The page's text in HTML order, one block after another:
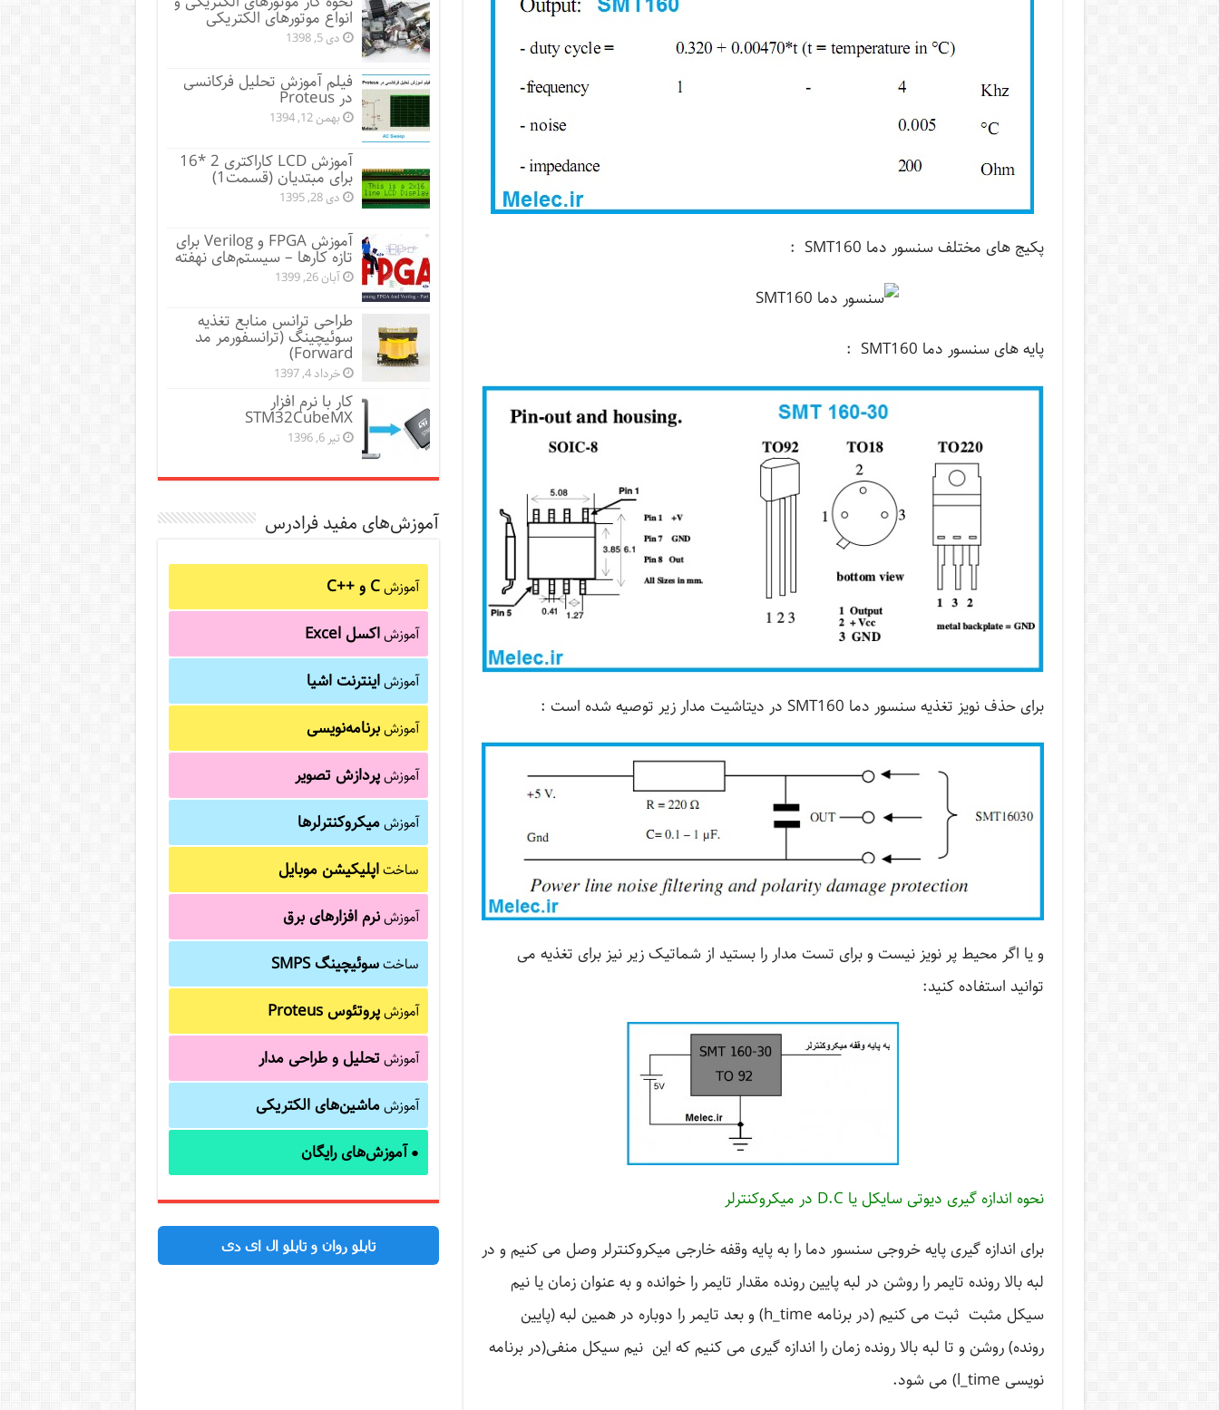
پکیج های مختلف سنسور دما SMT160 :
پایه های سنسور دما SMT160 :
برای حذف نویز تغذیه سنسور دما SMT160 در دیتاشیت مدار زیر توصیه شده است :
و یا اگر محیط پر نویز نیست و برای تست مدار را بستید از شماتیک زیر نیز برای تغذیه می
توانید استفاده کنید:
نحوه اندازه گیری دیوتی سایکل یا D.C در میکروکنترلر
برای اندازه گیری پایه خروجی سنسور دما را به پایه وقفه خارجی میکروکنترلر وصل می کنیم و در
لبه بالا رونده تایمر را روشن در لبه پایین رونده مقدار تایمر را خوانده و به عنوان زمان یا نیم
سیکل مثبت ثبت می کنیم (در برنامه h_time) و بعد تایمر را دوباره در همین لبه (پایین
رونده) روشن و تا لبه بالا رونده زمان را اندازه گیری می کنیم که این نیم سیکل منفی(در برنامه
نویسی l_time) می شود.
انواع موتورهای الکتریکی
دی 5, 1398
فیلم آموزش تحلیل فرکانسی
در Proteus
بهمن 12, 1394
آموزش LCD کاراکتری 2 *16
برای مبتدیان (قسمت1)
دی 28, 1395
آموزش FPGA و Verilog برای
تازه کارها – سیستم‌‌های نهفته
آبان 26, 1399
طراحی ترانس منابع تغذیه
سوئیچینگ (ترانسفورمر مد
Forward)
خرداد 4, 1397
کار با نرم افزار
STM32CubeMX
تیر 6, 1396
آموزش‌های مفید فرادرس
آموزشC و C++‎
آموزشاکسل Excel
آموزشاینترنت اشیا
آموزشبرنامه‌نویسی
آموزشپردازش تصویر
آموزشمیکروکنترلرها
ساختاپلیکیشن موبایل
آموزشنرم افزارهای برق
ساختسوئیچینگ SMPS
آموزشپروتئوس Proteus
آموزشتحلیل و طراحی مدار
آموزشماشین‌های الکتریکی
●آموزش‌های رایگان
تابلو روان و تابلو ال ای دی